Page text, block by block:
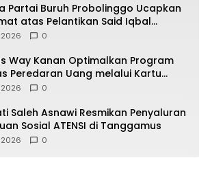
Partai Buruh Probolinggo Ucapkan
atas Pelantikan Said Iqbal
Penasehat Khusus Presiden
0
Way Kanan Optimalkan Program
Peredaran Uang melalui Kartu
0
Saleh Asnawi Resmikan Penyaluran
Sosial ATENSI di Tanggamus
0